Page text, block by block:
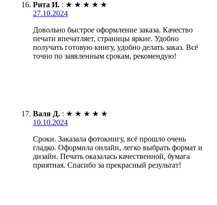
Рита И. : ★ ★ ★ ★ ★
27.10.2024
Довольно быстрое оформление заказа. Качество
печати впечатляет, страницы яркие. Удобно
получать готовую книгу, удобно делать заказ. Всё
точно по заявленным срокам, рекомендую!
Валя Д. : ★ ★ ★ ★ ★
10.10.2024
Сроки. Заказала фотокнигу, всё прошло очень
гладко. Оформила онлайн, легко выбрать формат и
дизайн. Печать оказалась качественной, бумага
приятная. Спасибо за прекрасный результат!